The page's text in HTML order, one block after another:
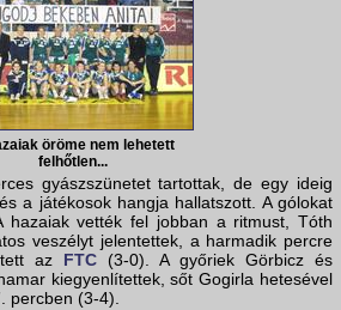
öröme nem lehetett
felhőtlen...
gyászszünetet tartottak, de egy ideig
a játékosok hangja hallatszott. A gólokat
hazaiak vették fel jobban a ritmust, Tóth
veszélyt jelentettek, a harmadik percre
az FTC (3-0). A győriek Görbicz és
kiegyenlítettek, sőt Gogirla hetesével
percben (3-4).